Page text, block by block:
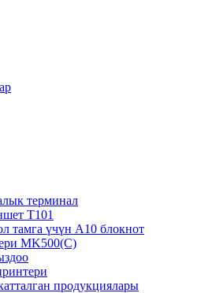
терминал
T101
тамга үчүн A10 блокнот
MK500(C)
продукциялары